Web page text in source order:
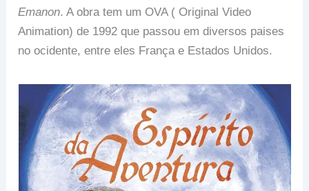
Emanon. A obra tem um OVA ( Original Video
Animation) de 1992 que passou em diversos paises
no ocidente, entre eles França e Estados Unidos.